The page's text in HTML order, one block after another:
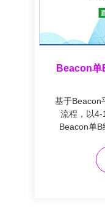
Beacon单
基于Beacon
流程，以4-
Beacon单B